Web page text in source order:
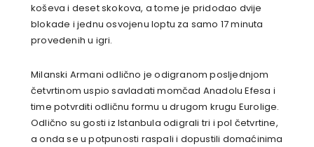
koševa i deset skokova, a tome je pridodao dvije
blokade i jednu osvojenu loptu za samo 17 minuta
provedenih u igri.
Milanski Armani odlično je odigranom posljednjom
četvrtinom uspio savladati momčad Anadolu Efesa i
time potvrditi odličnu formu u drugom krugu Eurolige.
Odlično su gosti iz Istanbula odigrali tri i pol četvrtine,
a onda se u potpunosti raspali i dopustili domaćinima